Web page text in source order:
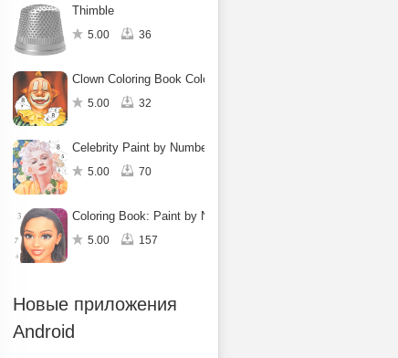
Thimble
5.00 36
Clown Coloring Book Color Game
5.00 32
Celebrity Paint by Number Game
5.00 70
Coloring Book: Paint by Number
5.00 157
Новые приложения
Android